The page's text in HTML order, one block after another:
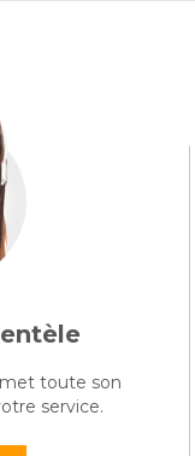
toute son
service.